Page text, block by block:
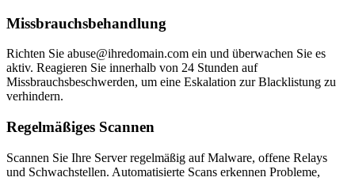
Missbrauchsbehandlung
Richten Sie abuse@ihredomain.com ein und überwachen Sie es
aktiv. Reagieren Sie innerhalb von 24 Stunden auf
Missbrauchsbeschwerden, um eine Eskalation zur Blacklistung zu
verhindern.
Regelmäßiges Scannen
Scannen Sie Ihre Server regelmäßig auf Malware, offene Relays
und Schwachstellen. Automatisierte Scans erkennen Probleme,